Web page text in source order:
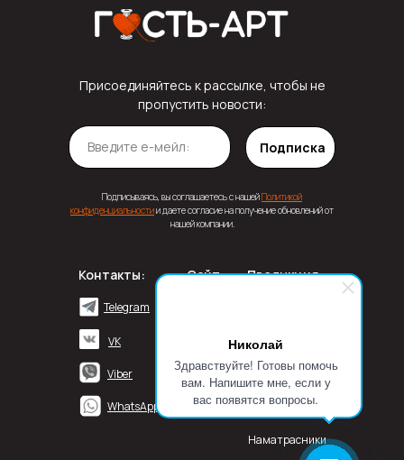
Николай
Здравствуйте! Готовы помочь
вам. Напишите мне, если у
вас появятся вопросы.
Присоединяйтесь к рассылке, чтобы не
пропустить новости:
Подписка
Подписываясь, вы соглашаетесь с нашейПолитикой
конфиденциальностии даете согласие на получение обновлений от
нашей компании.
Продукция
Полотенца
Подушки
Одеяла
Наматрасники
Сайт
FAQ
Контакты:
Telegram
WhatsApp
VK
Viber